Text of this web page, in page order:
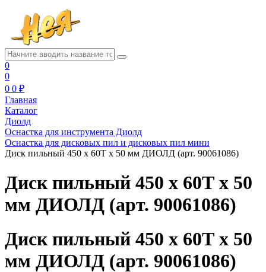
0
0
0 0 ₽
Главная
Каталог
Диолд
Оснастка для инструмента Диолд
Оснастка для дисковых пил и дисковых пил мини
Диск пильный 450 х 60Т х 50 мм ДИОЛД (арт. 90061086)
Диск пильный 450 х 60Т х 50
мм ДИОЛД (арт. 90061086)
Диск пильный 450 х 60Т х 50
мм ДИОЛД (арт. 90061086)